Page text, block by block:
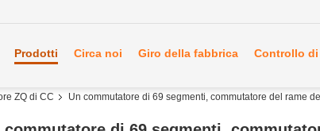
Prodotti Circa noi Giro della fabbrica Controllo
ZQ di CC Un commutatore di 69 segmenti, commutatore del rame